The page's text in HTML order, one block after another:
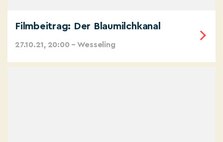
Filmbeitrag: Der Blaumilchkanal
27.10.21, 20:00 – Wesseling